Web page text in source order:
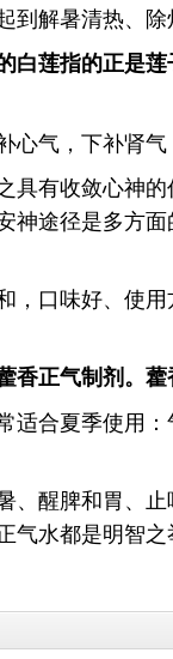
解暑清热、除
白莲指的正是
气，下补肾
有收敛心神
途径是多方
口味好、使
正气制剂。藿
合夏季使用
醒脾和胃、
水都是明智之